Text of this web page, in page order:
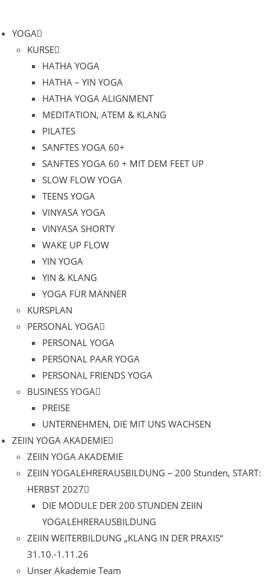
springen
YOGA
KURSE
HATHA YOGA
HATHA – YIN YOGA
HATHA YOGA ALIGNMENT
MEDITATION, ATEM & KLANG
PILATES
SANFTES YOGA 60+
SANFTES YOGA 60 + MIT DEM FEET UP
SLOW FLOW YOGA
TEENS YOGA
VINYASA YOGA
VINYASA SHORTY
WAKE UP FLOW
YIN YOGA
YIN & KLANG
YOGA FÜR MÄNNER
KURSPLAN
PERSONAL YOGA
PERSONAL YOGA
PERSONAL PAAR YOGA
PERSONAL FRIENDS YOGA
BUSINESS YOGA
PREISE
UNTERNEHMEN, DIE MIT UNS WACHSEN
ZEIIN YOGA AKADEMIE
ZEIIN YOGA AKADEMIE
ZEIIN YOGALEHRERAUSBILDUNG – 200 Stunden, START:
HERBST 2027
DIE MODULE DER 200 STUNDEN ZEIIN
YOGALEHRERAUSBILDUNG
ZEIIN WEITERBILDUNG „KLANG IN DER PRAXIS“
31.10.-1.11.26
Unser Akademie Team